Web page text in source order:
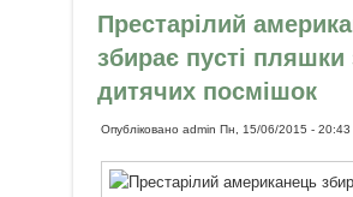
Престарілий
збирає пусті пляшки
дитячих посмішок
Опублікованоadmin Пн, 15/06/2015 - 20:43